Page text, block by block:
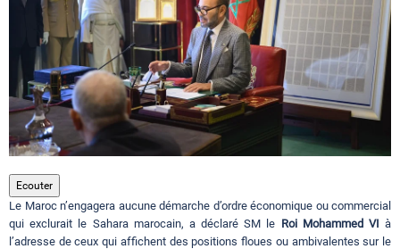
Régions
Hotels
Evenements
Contact
Ecouter
Le Maroc n’engagera aucune démarche d’ordre économique ou commercial
qui exclurait le Sahara marocain, a déclaré SM le Roi Mohammed VI à
l’adresse de ceux qui affichent des positions floues ou ambivalentes sur le